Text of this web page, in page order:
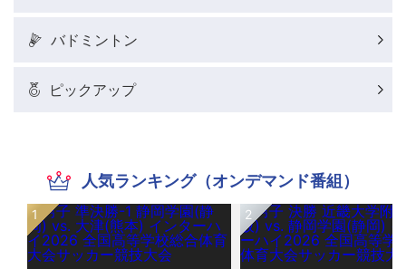
バドミントン
ピックアップ
人気ランキング（オンデマンド番組）